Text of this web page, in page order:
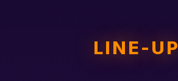
LINE-UP